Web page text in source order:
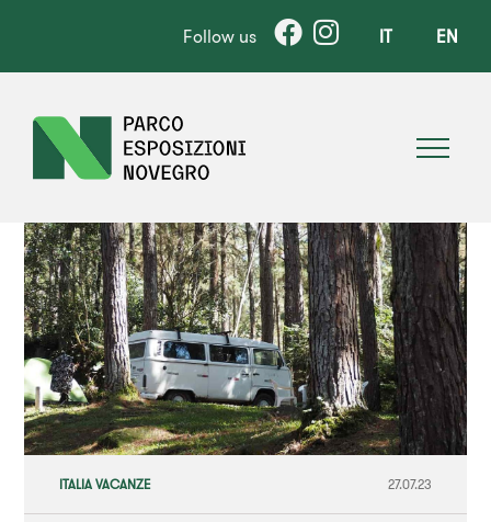
Follow us IT EN
ITALIA VACANZE 27.07.23